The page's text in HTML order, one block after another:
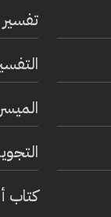
تفسير
كتاب